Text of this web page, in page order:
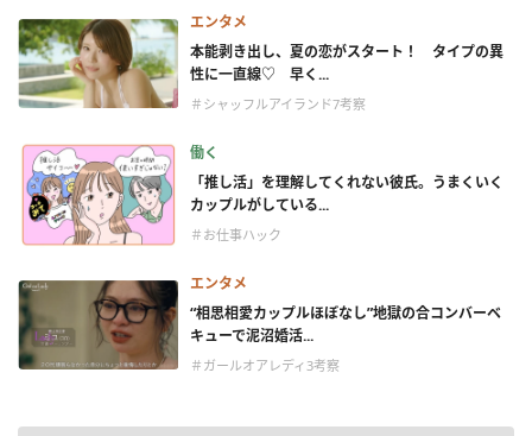
エンタメ
本能剥き出し、夏の恋がスタート！ タイプの異
性に一直線♡ 早く...
＃シャッフルアイランド7考察
働く
「推し活」を理解してくれない彼氏。うまくいく
カップルがしている...
＃お仕事ハック
エンタメ
“相思相愛カップルほぼなし”地獄の合コンバーベ
キューで泥沼婚活...
＃ガールオアレディ3考察